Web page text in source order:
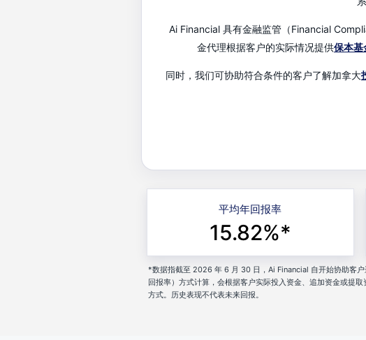
Ai Financial 具有金融监管（Financial
金代理根据客户的实际情况提供保本基
同时，我们可协助符合条件的客户了解加拿大
平均年回报率
15.82%*
*数据指截至 2026 年 6 月 30 日，Ai Financial 自开始协助客
回报率）方式计算，会根据客户实际投入资金、追加资金或提
方式。历史表现不代表未来回报。